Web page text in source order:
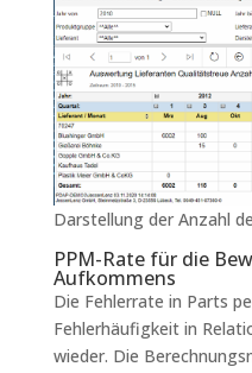
Darstellung der Anzahl
PPM-Rate für die
Aufkommens
Die Fehlerrate in Parts
Fehlerhäufigkeit in
wieder. Die